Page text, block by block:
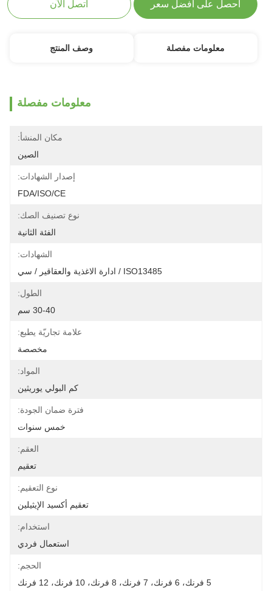
احصل على أفضل سعر اتصل الآن
معلومات مفصلة وصف المنتج
معلومات مفصلة
مكان المنشأ:
الصين
إصدار الشهادات:
FDA/ISO/CE
نوع تصنيف الصك:
الفئة الثانية
الشهادات:
ISO13485 / ادارة الاغذية والعقاقير / سي
الطول:
30-40 سم
علامة تجاريّة يطبع:
مخصصة
المواد:
كم البولي يوريثين
فترة ضمان الجودة:
خمس سنوات
العقم:
تعقيم
نوع التعقيم:
تعقيم أكسيد الإيثيلين
استخدام:
استعمال فردي
الحجم:
5 فرنك، 6 فرنك، 7 فرنك، 8 فرنك، 10 فرنك، 12 فرنك